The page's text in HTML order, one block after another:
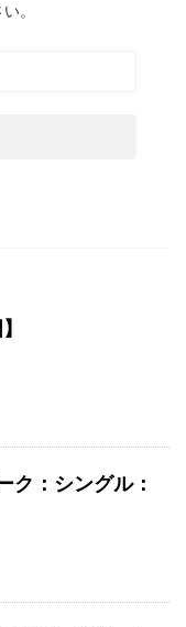
。
ク：シングル：